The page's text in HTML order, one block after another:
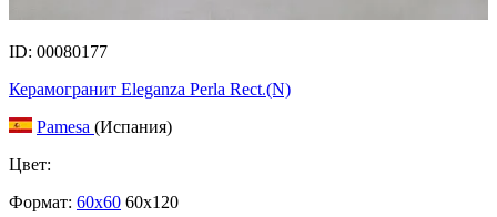
ID: 00080177
Керамогранит Eleganza Perla Rect.(N)
Pamesa (Испания)
Цвет:
Формат: 60x60 60x120